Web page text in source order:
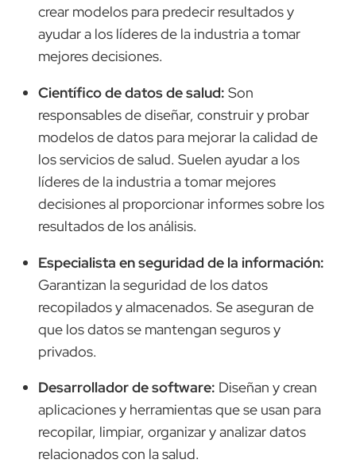
crear modelos para predecir resultados y
ayudar a los líderes de la industria a tomar
mejores decisiones.
Científico de datos de salud: Son
responsables de diseñar, construir y probar
modelos de datos para mejorar la calidad de
los servicios de salud. Suelen ayudar a los
líderes de la industria a tomar mejores
decisiones al proporcionar informes sobre los
resultados de los análisis.
Especialista en seguridad de la información:
Garantizan la seguridad de los datos
recopilados y almacenados. Se aseguran de
que los datos se mantengan seguros y
privados.
Desarrollador de software: Diseñan y crean
aplicaciones y herramientas que se usan para
recopilar, limpiar, organizar y analizar datos
relacionados con la salud.